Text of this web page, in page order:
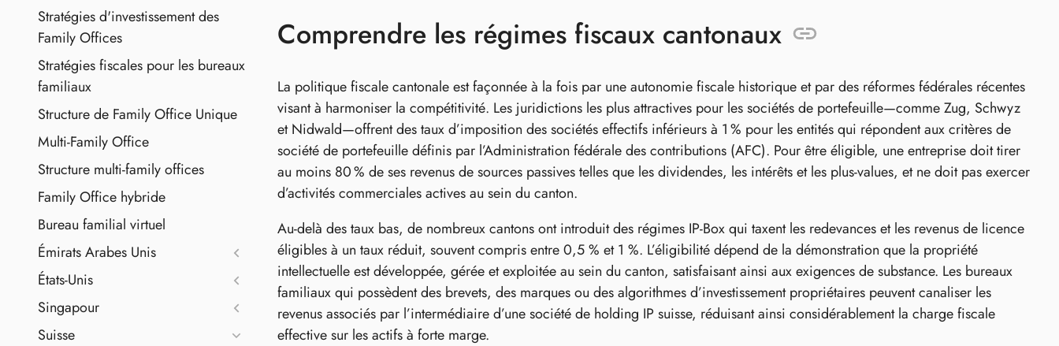
Stratégies d'investissement des
Family Offices
Stratégies fiscales pour les bureaux
familiaux
Structure de Family Office Unique
Multi-Family Office
Structure multi-family offices
Family Office hybride
Bureau familial virtuel
Émirats Arabes Unis
États-Unis
Singapour
Suisse
Comprendre les régimes fiscaux cantonaux
La politique fiscale cantonale est façonnée à la fois par une autonomie fiscale historique et par des réformes fédérales récentes
visant à harmoniser la compétitivité. Les juridictions les plus attractives pour les sociétés de portefeuille—comme Zug, Schwyz
et Nidwald—offrent des taux d’imposition des sociétés effectifs inférieurs à 1 % pour les entités qui répondent aux critères de
société de portefeuille définis par l’Administration fédérale des contributions (AFC). Pour être éligible, une entreprise doit tirer
au moins 80 % de ses revenus de sources passives telles que les dividendes, les intérêts et les plus-values, et ne doit pas exercer
d’activités commerciales actives au sein du canton.
Au-delà des taux bas, de nombreux cantons ont introduit des régimes IP‑Box qui taxent les redevances et les revenus de licence
éligibles à un taux réduit, souvent compris entre 0,5 % et 1 %. L’éligibilité dépend de la démonstration que la propriété
intellectuelle est développée, gérée et exploitée au sein du canton, satisfaisant ainsi aux exigences de substance. Les bureaux
familiaux qui possèdent des brevets, des marques ou des algorithmes d’investissement propriétaires peuvent canaliser les
revenus associés par l’intermédiaire d’une société de holding IP suisse, réduisant ainsi considérablement la charge fiscale
effective sur les actifs à forte marge.